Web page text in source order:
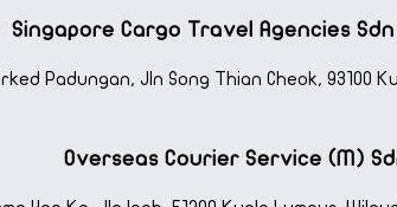
Singapore Cargo Travel Agencies Sdn
Padungan, Jln Song Thian Cheok, 93100
Overseas Courier Service (M)